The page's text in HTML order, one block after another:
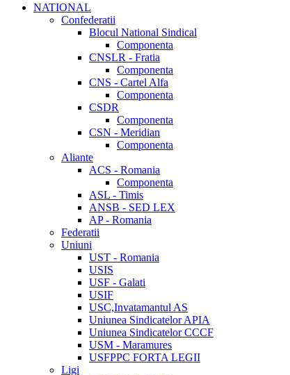
NATIONAL
Confederatii
Blocul National Sindical
Componenta
CNSLR - Fratia
Componenta
CNS - Cartel Alfa
Componenta
CSDR
Componenta
CSN - Meridian
Componenta
Aliante
ACS - Romania
Componenta
ASL - Timis
ANSB - SED LEX
AP - Romania
Federatii
Uniuni
UST - Romania
USIS
USF - Galati
USIF
USC,Invatamantul AS
Uniunea Sindicatelor APIA
Uniunea Sindicatelor CCCF
USM - Maramures
USFPPC FORTA LEGII
Ligi